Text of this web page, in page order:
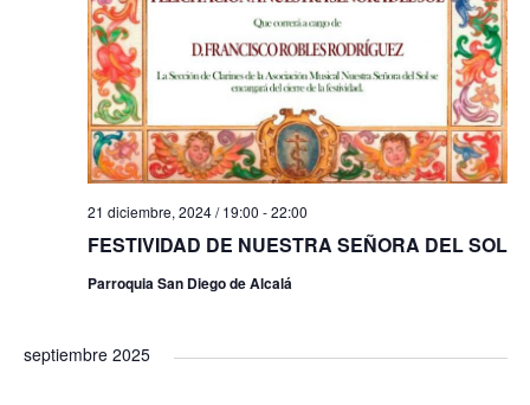
FESTIVIDAD DE NUESTRA SEÑORA DEL SOL
21 diciembre, 2024 / 19:00 -22:00
Parroquia San Diego de Alcalá
septiembre 2025